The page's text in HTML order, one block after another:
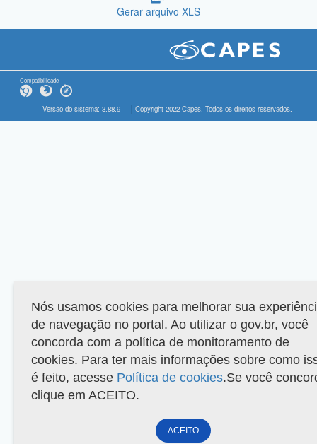
Gerar arquivo XLS
Compatibilidade
Versão do sistema: 3.88.9 Copyright 2022 Capes. Todos os direitos reservados.
Nós usamos cookies para melhorar sua
de navegação no portal. Ao utilizar o gov.br, você
concorda com a política de monitoramento de
cookies. Para ter mais informações sobre como
é feito, acesse Política de cookies.Se você
clique em ACEITO.
ACEITO